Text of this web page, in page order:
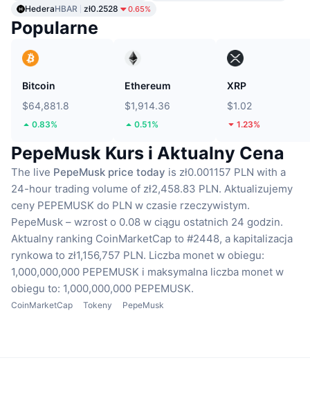
HederaHBAR zł0.2528 0.65%
Popularne
Bitcoin
$64,881.8
0.83%
Ethereum
$1,914.36
0.51%
XRP
$1.02
1.23%
PepeMusk Kurs i Aktualny Cena
The live PepeMusk price today is zł0.001157 PLN with a
24-hour trading volume of zł2,458.83 PLN. Aktualizujemy
ceny PEPEMUSK do PLN w czasie rzeczywistym.
PepeMusk – wzrost o 0.08 w ciągu ostatnich 24 godzin.
Aktualny ranking CoinMarketCap to #2448, a kapitalizacja
rynkowa to zł1,156,757 PLN. Liczba monet w obiegu:
1,000,000,000 PEPEMUSK i maksymalna liczba monet w
obiegu to: 1,000,000,000 PEPEMUSK.
CoinMarketCap Tokeny PepeMusk